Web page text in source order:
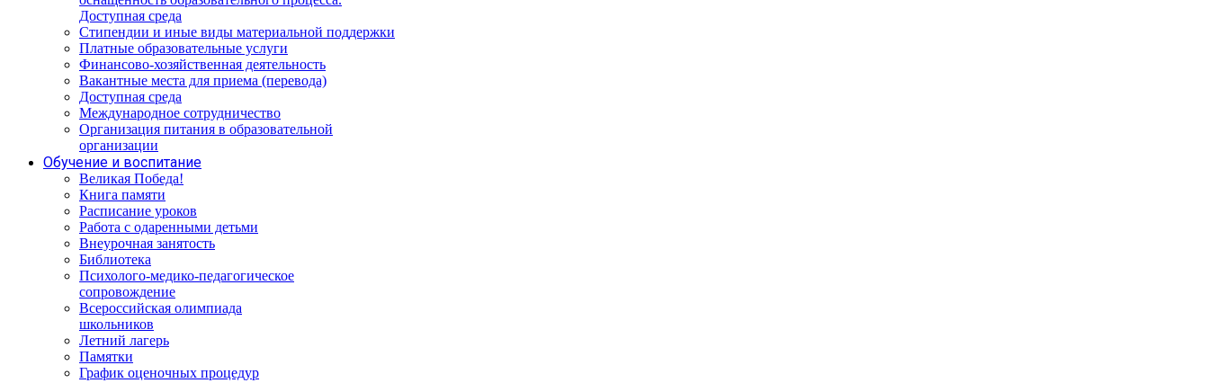
Доступная среда
Стипендии и иные виды материальной поддержки
Платные образовательные услуги
Финансово-хозяйственная деятельность
Вакантные места для приема (перевода)
Доступная среда
Международное сотрудничество
Организация питания в образовательной
организации
Обучение и воспитание
Великая Победа!
Книга памяти
Расписание уроков
Работа с одаренными детьми
Внеурочная занятость
Библиотека
Психолого-медико-педагогическое
сопровождение
Всероссийская олимпиада
школьников
Летний лагерь
Памятки
График оценочных процедур